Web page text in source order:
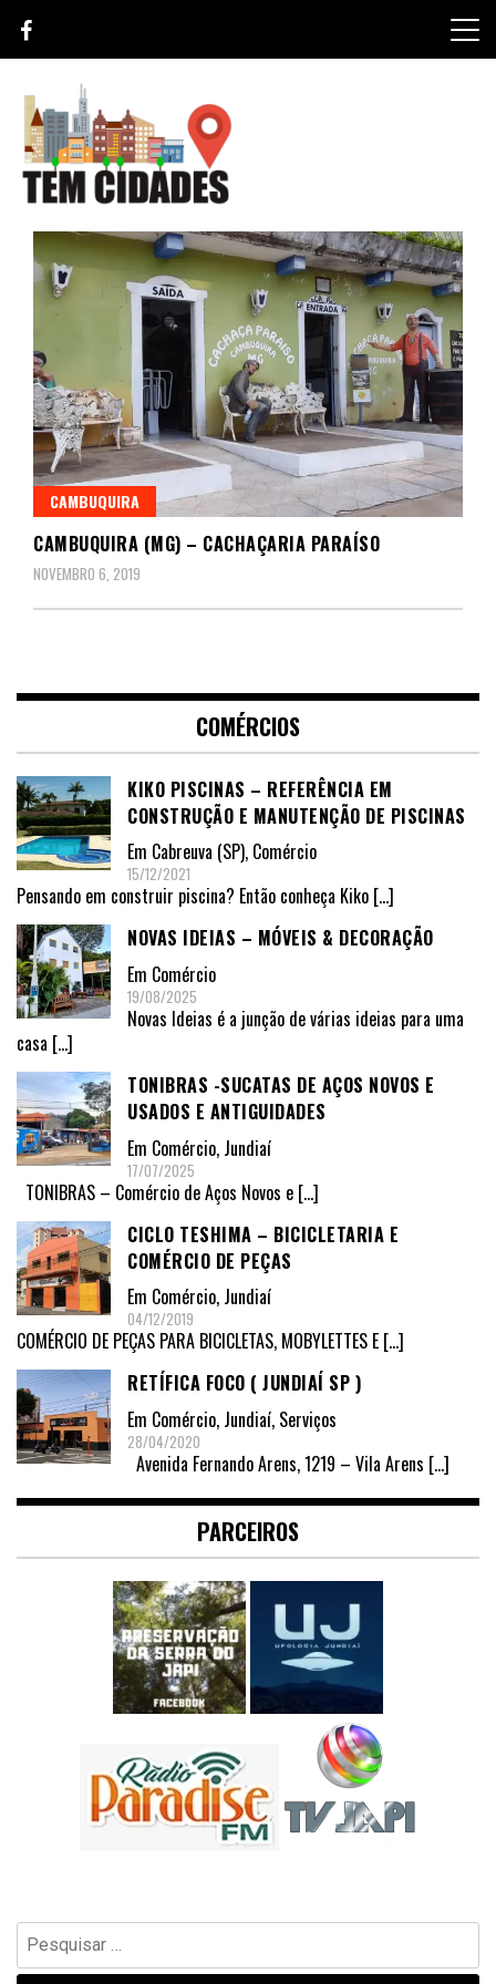
content
TEM CIDADES
CAMBUQUIRA
CAMBUQUIRA (MG) – CACHAÇARIA PARAÍSO
NOVEMBRO 6, 2019
COMÉRCIOS
KIKO PISCINAS – REFERÊNCIA EM
CONSTRUÇÃO E MANUTENÇÃO DE PISCINAS
Em Cabreuva (SP), Comércio
15/12/2021
Pensando em construir piscina? Então conheça Kiko […]
NOVAS IDEIAS – MÓVEIS & DECORAÇÃO
Em Comércio
19/08/2025
Novas Ideias é a junção de várias ideias para uma
casa […]
TONIBRAS -SUCATAS DE AÇOS NOVOS E
USADOS E ANTIGUIDADES
Em Comércio, Jundiaí
17/07/2025
TONIBRAS – Comércio de Aços Novos e […]
CICLO TESHIMA – BICICLETARIA E
COMÉRCIO DE PEÇAS
Em Comércio, Jundiaí
04/12/2019
COMÉRCIO DE PEÇAS PARA BICICLETAS, MOBYLETTES E […]
RETÍFICA FOCO ( JUNDIAÍ SP )
Em Comércio, Jundiaí, Serviços
28/04/2020
Avenida Fernando Arens, 1219 – Vila Arens […]
PARCEIROS
Pesquisar
por: